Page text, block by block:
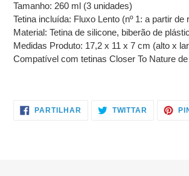
Tamanho: 260 ml (3 unidades)
Tetina incluída: Fluxo Lento (nº 1: a partir de
Material: Tetina de silicone, biberão de
Medidas Produto: 17,2 x 11 x 7 cm (alto x
Compatível com tetinas Closer To Nature
PARTILHAR PARTILHETWITTAR TWITTAR